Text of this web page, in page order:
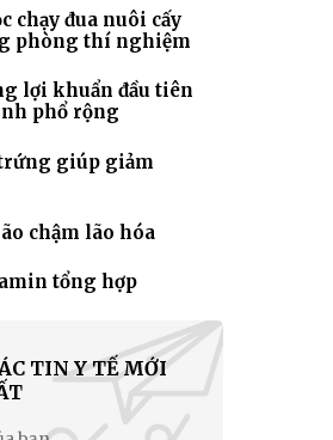
chạy đua nuôi cấy
phòng thí nghiệm
lợi khuẩn đầu tiên
phổ rộng
giúp giảm
chậm lão hóa
tổng hợp
TIN Y TẾ MỚI